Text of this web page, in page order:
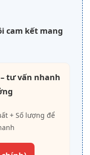
cam kết mang
tư vấn nhanh
+ Số lượng để